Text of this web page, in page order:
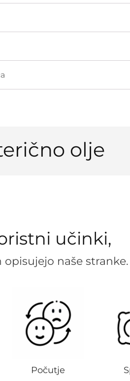
olje
učinki,
opisujejo naše stranke.
Počutje